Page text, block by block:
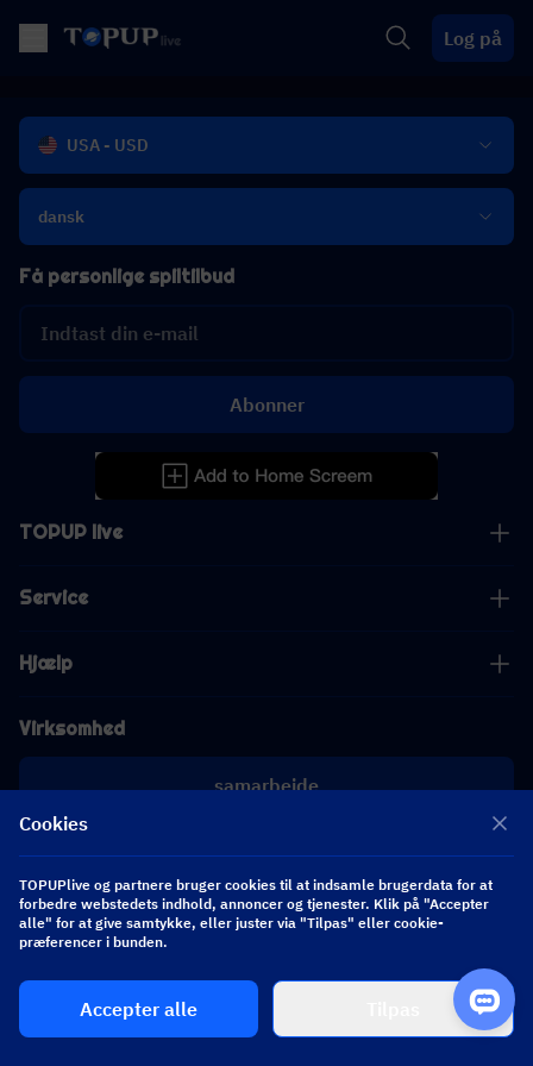
Log på
USA - USD
dansk
TOPUP live
Service
Hjælp
Virksomhed
samarbejde
[email protected]
Få personlige spiltilbud
Abonner
Følg os
Copyright 2026 SEA WHALE TECHNOLOGY PTE.LTD. All Rights Reserved.
Cookies
TOPUPlive og partnere bruger cookies til at indsamle brugerdata for at
forbedre webstedets indhold, annoncer og tjenester. Klik på "Accepter
alle" for at give samtykke, eller juster via "Tilpas" eller cookie-
præferencer i bunden.
Accepter alle